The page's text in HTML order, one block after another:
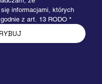
się informacjami, których
z art. 13 RODO *